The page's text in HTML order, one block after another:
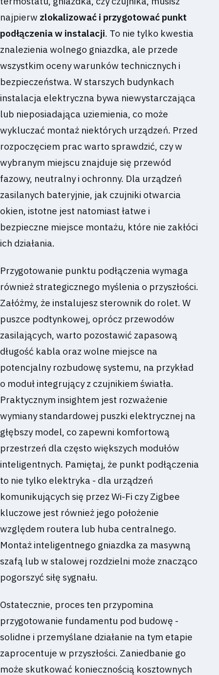
najpierw zlokalizować i przygotować punkt
podłączenia w instalacji. To nie tylko kwestia
znalezienia wolnego gniazdka, ale przede
wszystkim oceny warunków technicznych i
bezpieczeństwa. W starszych budynkach
instalacja elektryczna bywa niewystarczająca
lub nieposiadająca uziemienia, co może
wykluczać montaż niektórych urządzeń. Przed
rozpoczęciem prac warto sprawdzić, czy w
wybranym miejscu znajduje się przewód
fazowy, neutralny i ochronny. Dla urządzeń
zasilanych bateryjnie, jak czujniki otwarcia
okien, istotne jest natomiast łatwe i
bezpieczne miejsce montażu, które nie zakłóci
ich działania.
Przygotowanie punktu podłączenia wymaga
również strategicznego myślenia o przyszłości.
Załóżmy, że instalujesz sterownik do rolet. W
puszce podtynkowej, oprócz przewodów
zasilających, warto pozostawić zapasową
długość kabla oraz wolne miejsce na
potencjalny rozbudowę systemu, na przykład
o moduł integrujący z czujnikiem światła.
Praktycznym insightem jest rozważenie
wymiany standardowej puszki elektrycznej na
głębszy model, co zapewni komfortową
przestrzeń dla często większych modułów
inteligentnych. Pamiętaj, że punkt podłączenia
to nie tylko elektryka - dla urządzeń
komunikujących się przez Wi-Fi czy Zigbee
kluczowe jest również jego położenie
względem routera lub huba centralnego.
Montaż inteligentnego gniazdka za masywną
szafą lub w stalowej rozdzielni może znacząco
pogorszyć siłę sygnału.
Ostatecznie, proces ten przypomina
przygotowanie fundamentu pod budowę -
solidne i przemyślane działanie na tym etapie
zaprocentuje w przyszłości. Zaniedbanie go
może skutkować koniecznością kosztownych